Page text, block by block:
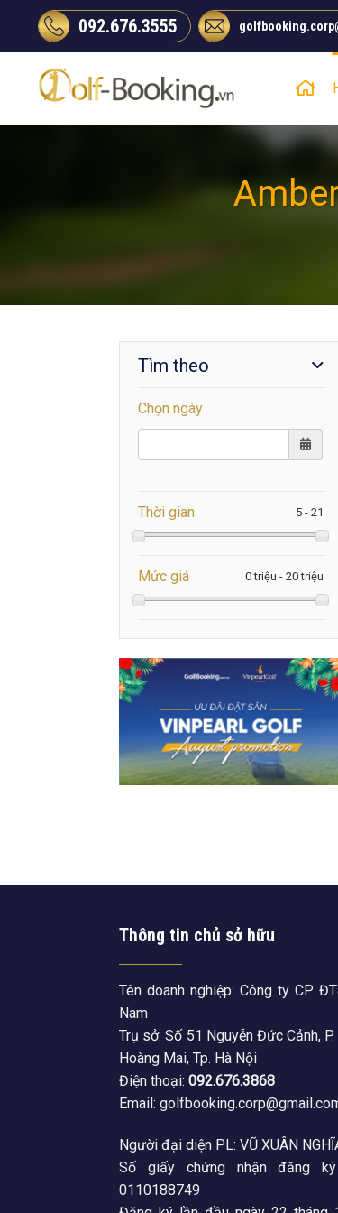
Chuyển
nội
092.676.3555
Tìm theo
Chọn ngày
Thời gian
Mức giá
Thông tin chủ sở hữu
Tên doanh nghiệp: Công ty CP
Nam
Trụ sở: Số 51 Nguyễn Đức Cảnh,
Hoàng Mai, Tp. Hà Nội
Điện thoại: 092.676.3868
Email:
Người đại diện PL: VŨ XUÂN
Số giấy chứng nhận đăng ký
0110188749